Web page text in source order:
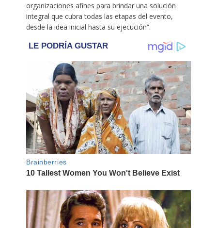
organizaciones afines para brindar una solución
integral que cubra todas las etapas del evento,
desde la idea inicial hasta su ejecución”.